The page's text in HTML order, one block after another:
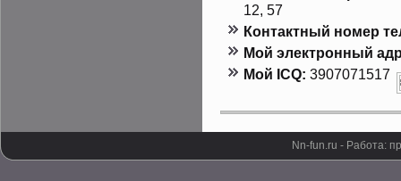
12, 57
Контактный номер
Мой электронный
Мой ICQ: 3907071517
Nn-fun.ru - Работа: